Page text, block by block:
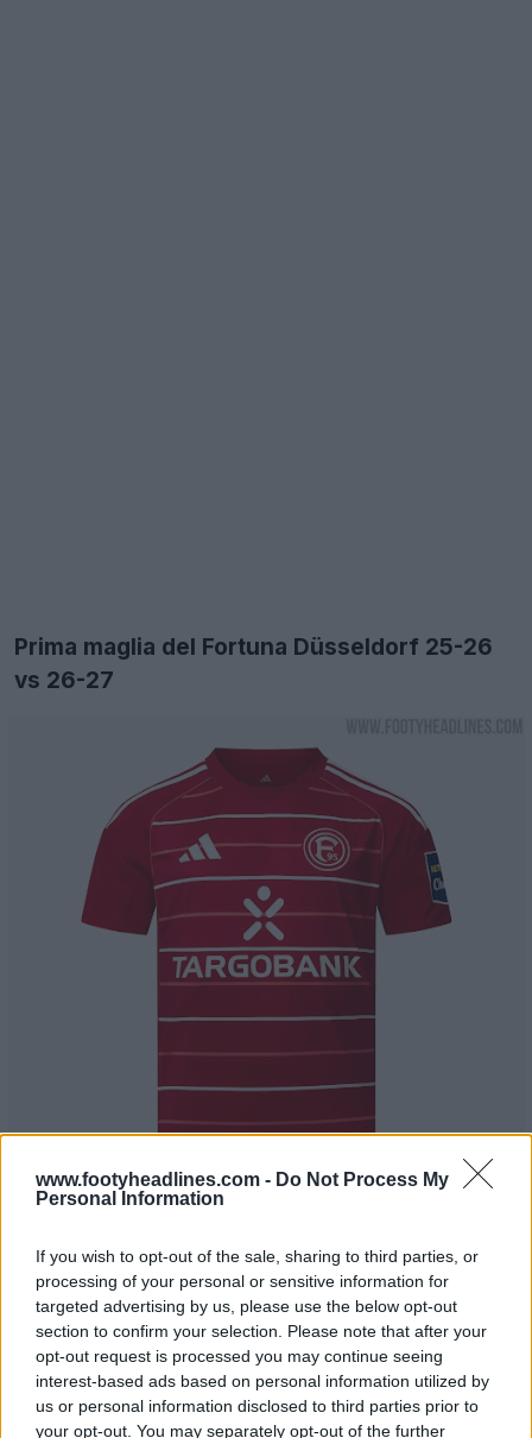
www.footyheadlines.com - Do Not Process My
Personal Information
If you wish to opt-out of the sale, sharing to third parties, or
processing of your personal or sensitive information for
targeted advertising by us, please use the below opt-out
section to confirm your selection. Please note that after your
opt-out request is processed you may continue seeing
interest-based ads based on personal information utilized by
us or personal information disclosed to third parties prior to
your opt-out. You may separately opt-out of the further
Prima maglia del Fortuna Düsseldorf 25-26
vs 26-27